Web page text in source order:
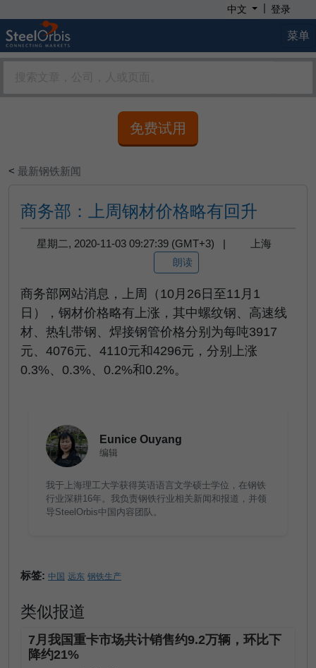
中文 | 登录
菜单
免费试用
< 最新钢铁新闻
商务部：上周钢材价格略有回升
星期二, 2020-11-03 09:27:39 (GMT+3) | 上海
朗读
商务部网站消息，上周（10月26日至11月1
日），钢材价格略有上涨，其中螺纹钢、高速线
材、热轧带钢、焊接钢管价格分别为每吨3917
元、4076元、4110元和4296元，分别上涨
0.3%、0.3%、0.2%和0.2%。
Eunice Ouyang
编辑
我于上海理工大学获得英语语言文学硕士学位，在钢铁
行业深耕16年。我负责钢铁行业相关新闻和报道，并领
导SteelOrbis中国内容团队。
标签: 中国 远东 钢铁生产
类似报道
7月我国重卡市场共计销售约9.2万辆，环比下
降约21%